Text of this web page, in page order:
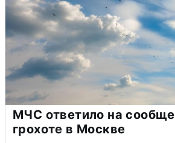
МЧС ответило на
грохоте в Москве